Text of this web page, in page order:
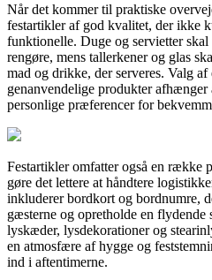
Når det kommer til praktiske
festartikler af god kvalitet, der ikke
funktionelle. Duge og servietter
rengøre, mens tallerkener og glas
mad og drikke, der serveres. Valg af
genanvendelige produkter afhænger
personlige præferencer for
Festartikler omfatter også en række
gøre det lettere at håndtere
inkluderer bordkort og bordnumre,
gæsterne og opretholde en flydende
lyskæder, lysdekorationer og
en atmosfære af hygge og
ind i aftentimerne.